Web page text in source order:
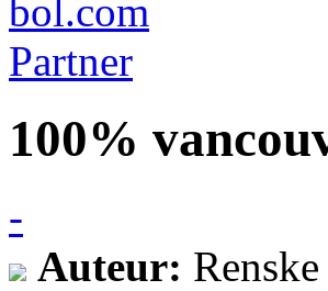
100%
-
Auteur: